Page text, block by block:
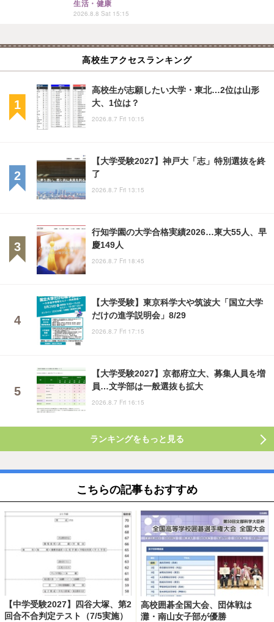
生活・健康
2026.8.8 Sat 15:15
高校生アクセスランキング
高校生が志願したい大学・東北…2位は山形
大、1位は？
2026.8.7 Fri 10:15
【大学受験2027】神戸大「志」特別選抜を終
了
2026.8.7 Fri 13:15
行知学園の大学合格実績2026…東大55人、早
慶149人
2026.8.7 Fri 18:45
【大学受験】東京科学大や筑波大「国立大学
だけの進学説明会」8/29
2026.8.7 Fri 17:15
【大学受験2027】京都府立大、募集人員を増
員…文学部は一般選抜も拡大
2026.8.7 Fri 16:15
ランキングをもっと見る
こちらの記事もおすすめ
【中学受験2027】四谷大塚、第2
回合不合判定テスト（7/5実施）
高校囲碁全国大会、団体戦は
灘・南山女子部が優勝